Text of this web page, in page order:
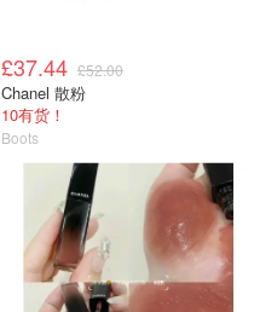
£37.44 £52.00
Chanel 散粉
10有货！
Boots